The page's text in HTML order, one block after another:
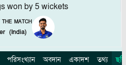
won by 5 wickets
MATCH
(India)
পরিসংখ্যান অবদান একাদশ তথ্য